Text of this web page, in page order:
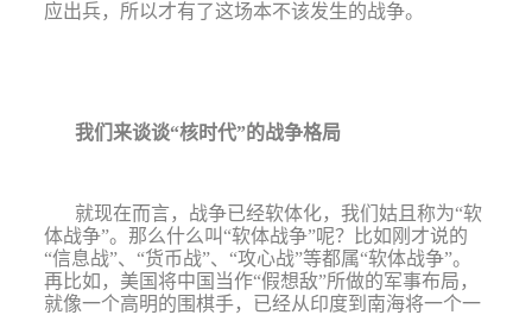
应出兵，所以才有了这场本不该发生的战争。
我们来谈谈“核时代”的战争格局
就现在而言，战争已经软体化，我们姑且称为“软
体战争”。那么什么叫 “软体战争”呢？比如刚才说的
“信息战”、 “货币战”、 “攻心战”等都属“软体战争”。
再比如，美国将中国当作“假想敌”所做的军事布局，
就像一个高明的围棋手，已经从印度到南海将一个一